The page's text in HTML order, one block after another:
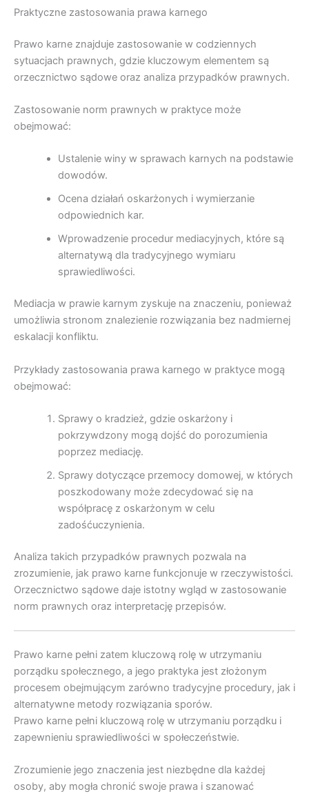
Praktyczne zastosowania prawa karnego
Prawo karne znajduje zastosowanie w codziennych
sytuacjach prawnych, gdzie kluczowym elementem są
orzecznictwo sądowe oraz analiza przypadków prawnych.
Zastosowanie norm prawnych w praktyce może
obejmować:
Ustalenie winy w sprawach karnych na podstawie
dowodów.
Ocena działań oskarżonych i wymierzanie
odpowiednich kar.
Wprowadzenie procedur mediacyjnych, które są
alternatywą dla tradycyjnego wymiaru
sprawiedliwości.
Mediacja w prawie karnym zyskuje na znaczeniu, ponieważ
umożliwia stronom znalezienie rozwiązania bez nadmiernej
eskalacji konfliktu.
Przykłady zastosowania prawa karnego w praktyce mogą
obejmować:
Sprawy o kradzież, gdzie oskarżony i
pokrzywdzony mogą dojść do porozumienia
poprzez mediację.
Sprawy dotyczące przemocy domowej, w których
poszkodowany może zdecydować się na
współpracę z oskarżonym w celu
zadośćuczynienia.
Analiza takich przypadków prawnych pozwala na
zrozumienie, jak prawo karne funkcjonuje w rzeczywistości.
Orzecznictwo sądowe daje istotny wgląd w zastosowanie
norm prawnych oraz interpretację przepisów.
Prawo karne pełni zatem kluczową rolę w utrzymaniu
porządku społecznego, a jego praktyka jest złożonym
procesem obejmującym zarówno tradycyjne procedury, jak i
alternatywne metody rozwiązania sporów.
Prawo karne pełni kluczową rolę w utrzymaniu porządku i
zapewnieniu sprawiedliwości w społeczeństwie.
Zrozumienie jego znaczenia jest niezbędne dla każdej
osoby, aby mogła chronić swoje prawa i szanować